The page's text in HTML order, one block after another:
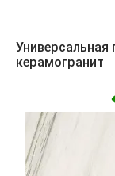
керамогранит